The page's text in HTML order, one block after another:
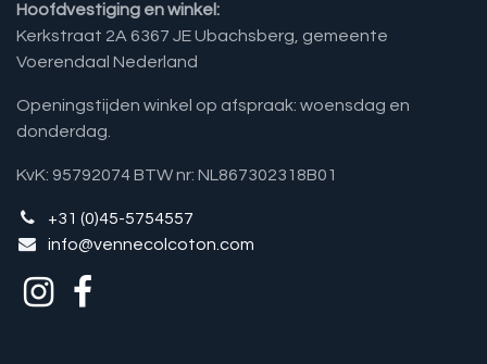
Hoofdvestiging en winkel:
Kerkstraat 2A 6367 JE Ubachsberg, gemeente
Voerendaal Nederland
Openingstijden winkel op afspraak: woensdag en
donderdag.
KvK: 95792074 BTW nr: NL867302318B01
+31 (0)45-5754557
info@vennecolcoton.com